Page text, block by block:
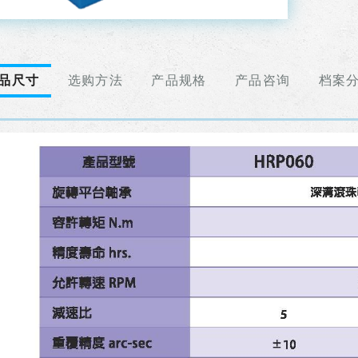
尺寸 选购方法 产品规格 产品咨询 档案